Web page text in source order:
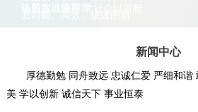
新闻中心
厚德勤勉 同舟致远 忠诚仁爱 严细和谐
美 学以创新 诚信天下 事业恒泰